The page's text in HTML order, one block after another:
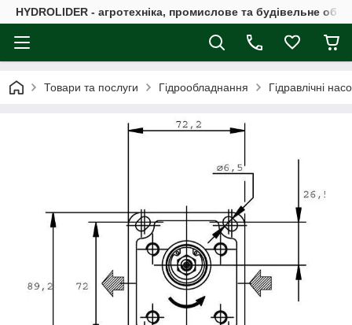
HYDROLIDER - агротехніка, промислове та будівельне
Товари та послуги Гідрообладнання Гідравлічні